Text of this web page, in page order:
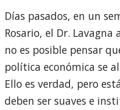
Días pasados, en un
Rosario, el Dr.
no es posible pensar
política económica se
Ello es verdad, pero
deben ser suaves e